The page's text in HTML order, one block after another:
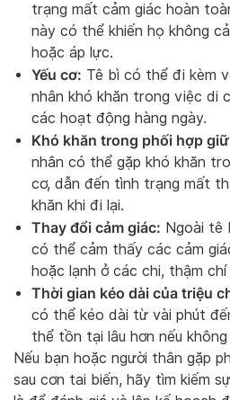
trạng mất cảm giác hoàn
này có thể khiến họ không
hoặc áp lực.
Yếu cơ: Tê bì có thể đi kèm
nhân khó khăn trong việc di
các hoạt động hàng ngày.
Khó khăn trong phối hợp
nhân có thể gặp khó khăn
cơ, dẫn đến tình trạng mất
khăn khi đi lại.
Thay đổi cảm giác: Ngoài tê
có thể cảm thấy các cảm
hoặc lạnh ở các chi, thậm
Thời gian kéo dài của triệu
có thể kéo dài từ vài phút
thể tồn tại lâu hơn nếu
Nếu bạn hoặc người thân gặp
sau cơn tai biến, hãy tìm kiếm